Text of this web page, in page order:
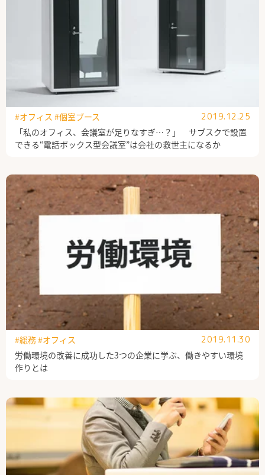
「私のオフィス、会議室が足りなすぎ…？」 サブスクで設置
できる“電話ボックス型会議室”は会社の救世主になるか
#オフィス #個室ブース 2019.12.25
労働環境の改善に成功した3つの企業に学ぶ、働きやすい環境
作りとは
#総務#オフィス 2019.11.30